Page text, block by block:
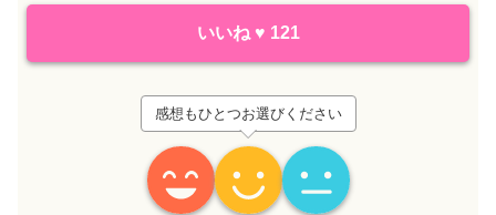
いいね ♥ 121
感想もひとつお選びください